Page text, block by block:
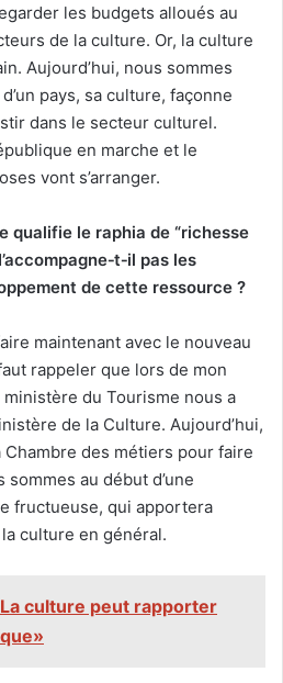
les budgets alloués au
de la culture. Or, la culture
Aujourd’hui, nous sommes
pays, sa culture, façonne
dans le secteur culturel.
en marche et le
vont s’arranger.
qualifie le raphia de “richesse
‑t‑il pas les
de cette ressource ?
maintenant avec le nouveau
rappeler que lors de mon
du Tourisme nous a
de la Culture. Aujourd’hui,
des métiers pour faire
au début d’une
fructueuse, qui apportera
culture en général.
culture peut rapporter